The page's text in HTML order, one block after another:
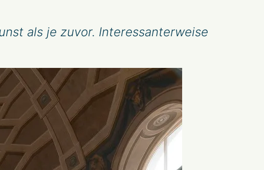
als je zuvor. Interessanterweise